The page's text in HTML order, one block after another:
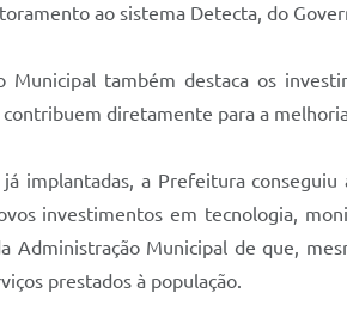
ao sistema Detecta, do
Municipal também destaca os
diretamente para a
implantadas, a Prefeitura
investimentos em tecnologia,
Administração Municipal de que,
prestados à população.